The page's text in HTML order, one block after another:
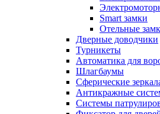
Smart замки
Отельные
Дверные доводчики
Турникеты
Автоматика для
Шлагбаумы
Сферические
Антикражные
Системы